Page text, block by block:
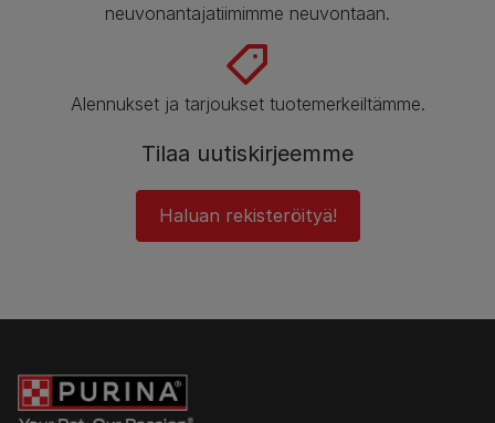
neuvonantajatiimimme neuvontaan.
Alennukset ja tarjoukset tuotemerkeiltämme.
Tilaa uutiskirjeemme
Haluan rekisteröityä!